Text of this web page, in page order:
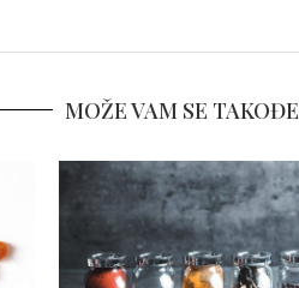
MOŽE VAM SE